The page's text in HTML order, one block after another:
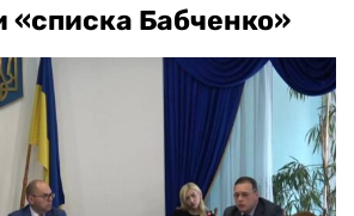
«списка Бабченко»